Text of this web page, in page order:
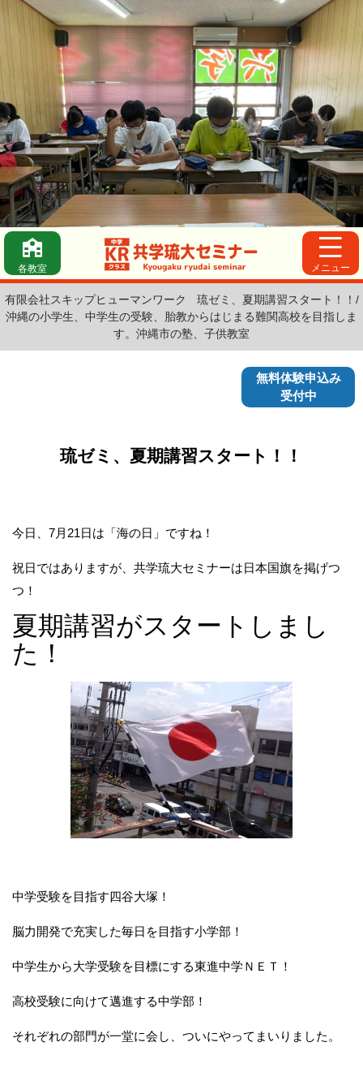
各教室 メニュー
有限会社スキップヒューマンワーク
琉ゼミ、夏期講習スタート！！/
沖縄の小学生、中学生の受験、胎教からはじまる難関高校を目指しま
す。沖縄市の塾、子供教室
無料体験申込み
受付中
琉ゼミ、夏期講習スタート！！
今日、7月21日は「海の日」ですね！
祝日ではありますが、共学琉大セミナーは日本国旗を掲げつ
つ！
夏期講習がスタートしまし
た！
中学受験を目指す四谷大塚！
脳力開発で充実した毎日を目指す小学部！
中学生から大学受験を目標にする東進中学ＮＥＴ！
高校受験に向けて邁進する中学部！
それぞれの部門が一堂に会し、ついにやってまいりました。